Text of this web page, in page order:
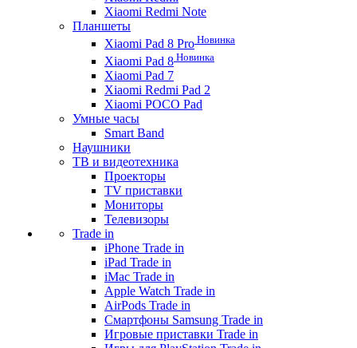
Xiaomi Redmi Note
Планшеты
Xiaomi Pad 8 Pro Новинка
Xiaomi Pad 8 Новинка
Xiaomi Pad 7
Xiaomi Redmi Pad 2
Xiaomi POCO Pad
Умные часы
Smart Band
Наушники
ТВ и видеотехника
Проекторы
TV приставки
Мониторы
Телевизоры
Trade in
iPhone Trade in
iPad Trade in
iMac Trade in
Apple Watch Trade in
AirPods Trade in
Смартфоны Samsung Trade in
Игровые приставки Trade in